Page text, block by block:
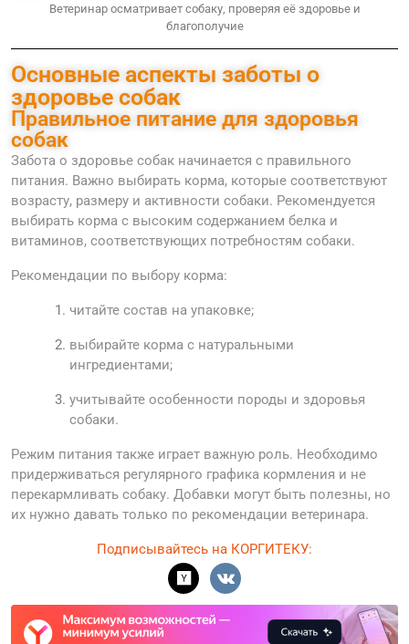
Ветеринар осматривает собаку, проверяя её здоровье и
благополучие
Основные аспекты заботы о
здоровье собак
Правильное питание для здоровья
собак
Забота о здоровье собак начинается с правильного
питания. Важно выбирать корма, которые соответствуют
возрасту, размеру и активности собаки. Рекомендуется
выбирать корма с высоким содержанием белка и
витаминов, соответствующих потребностям собаки.
Рекомендации по выбору корма:
читайте состав на упаковке;
выбирайте корма с натуральными
ингредиентами;
учитывайте особенности породы и здоровья
собаки.
Режим питания также играет важную роль. Необходимо
придерживаться регулярного графика кормления и не
перекармливать собаку. Добавки могут быть полезны, но
их нужно давать только по рекомендации ветеринара.
Подписывайтесь на КОРГИТЕКУ: